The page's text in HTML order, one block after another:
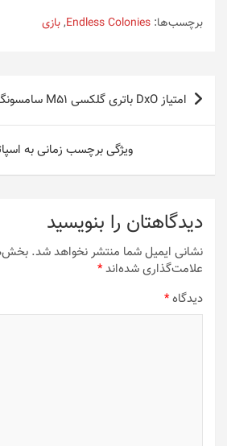
برچسب‌ها: Endless Colonies
,بازی
راهبری
نوشته
امتیاز DxO باتری گلکسی M51 سامسونگ مشخص شد
ویژگی برچسب زمانی به
دیدگاهتان را بنویسید
نشانی ایمیل شما منتشر نخواهد شد.
علامت‌گذاری شده‌اند*
دیدگاه*